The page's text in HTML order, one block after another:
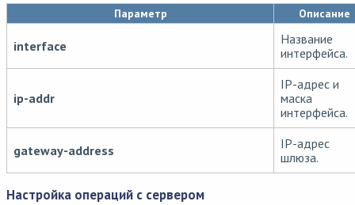
Параметр Описание
interface
Название
интерфейса.
ip-addr
IP-адрес и
маска
интерфейса.
gateway-address
IP-адрес
шлюза.
Настройка операций с сервером